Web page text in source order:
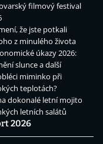
filmový festival
že jste potkali
z minulého života
úkazy 2026:
slunce a další
miminko při
teplotách?
dokonalé letní mojito
letních salátů
2026